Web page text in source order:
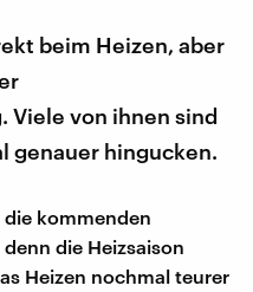
beim Heizen, aber
Viele von ihnen sind
genauer hingucken.
kommenden
die Heizsaison
Heizen nochmal teurer